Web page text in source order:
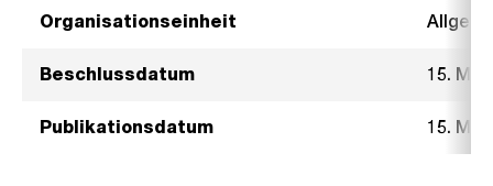
Organisationseinheit
Beschlussdatum 15. Mai
Publikationsdatum 15. Mai